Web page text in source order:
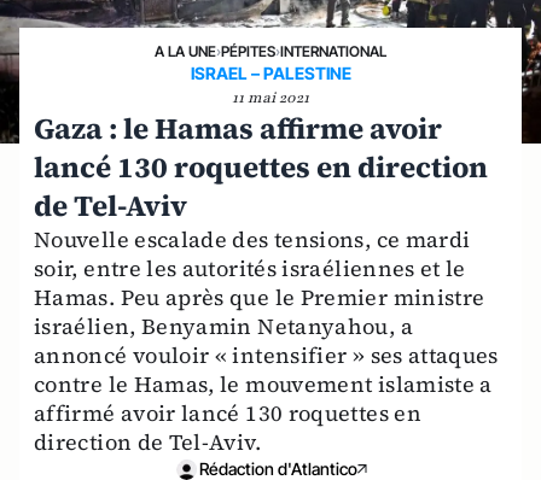
A LA UNE›PÉPITES›INTERNATIONAL
ISRAEL – PALESTINE
11 mai 2021
Gaza : le Hamas affirme avoir
lancé 130 roquettes en direction
de Tel-Aviv
Nouvelle escalade des tensions, ce mardi
soir, entre les autorités israéliennes et le
Hamas. Peu après que le Premier ministre
israélien, Benyamin Netanyahou, a
annoncé vouloir « intensifier » ses attaques
contre le Hamas, le mouvement islamiste a
affirmé avoir lancé 130 roquettes en
direction de Tel-Aviv.
Rédaction d'Atlantico